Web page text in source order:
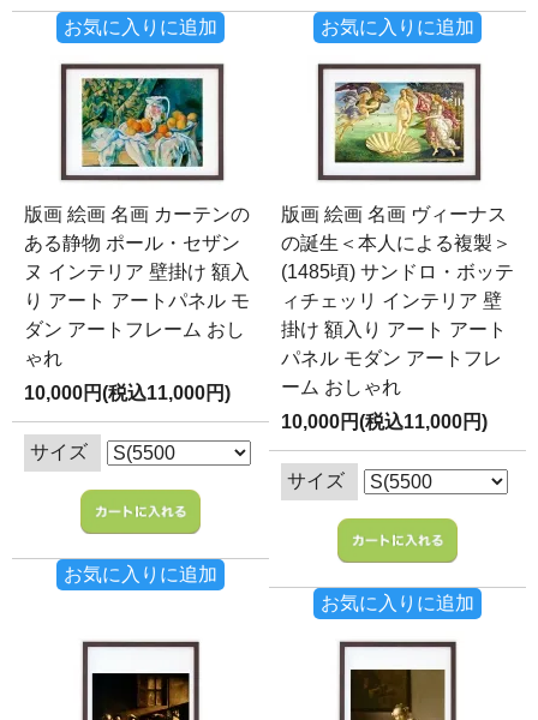
お気に入りに追加 お気に入りに追加
版画 絵画 名画 カーテンの
ある静物 ポール・セザン
ヌ インテリア 壁掛け 額入
り アート アートパネル モ
ダン アートフレーム おし
ゃれ
10,000円(税込11,000円)
サイズ
お気に入りに追加
版画 絵画 名画 ヴィーナス
の誕生＜本人による複製＞
(1485頃) サンドロ・ボッテ
ィチェッリ インテリア 壁
掛け 額入り アート アート
パネル モダン アートフレ
ーム おしゃれ
10,000円(税込11,000円)
サイズ
お気に入りに追加